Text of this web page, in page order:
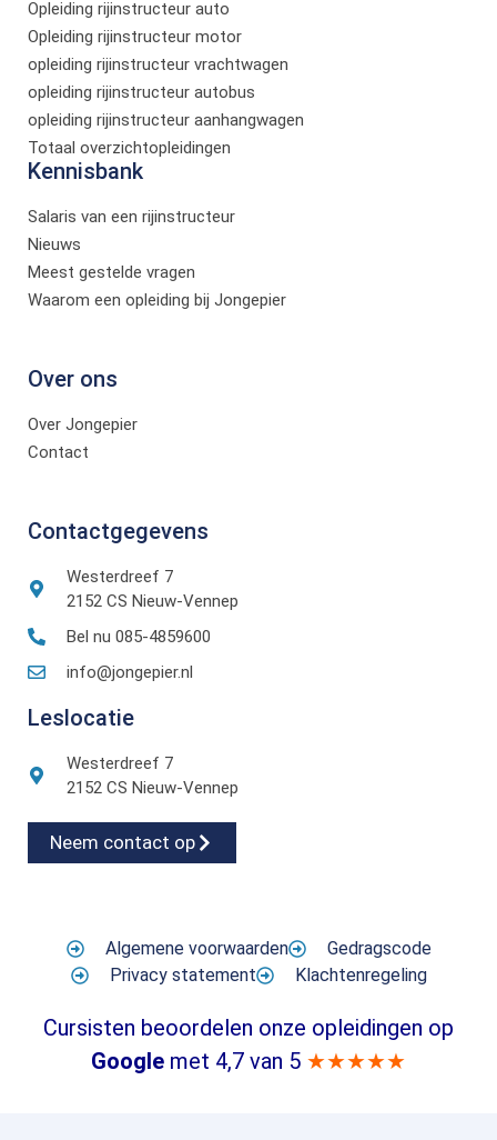
Opleiding rijinstructeur auto
Opleiding rijinstructeur motor
opleiding rijinstructeur vrachtwagen
opleiding rijinstructeur autobus
opleiding rijinstructeur aanhangwagen
Totaal overzichtopleidingen
Kennisbank
Salaris van een rijinstructeur
Nieuws
Meest gestelde vragen
Waarom een opleiding bij Jongepier
Over ons
Over Jongepier
Contact
Contactgegevens
Westerdreef 7
2152 CS Nieuw-Vennep
Bel nu 085-4859600
info@jongepier.nl
Leslocatie
Westerdreef 7
2152 CS Nieuw-Vennep
Neem contact op
Algemene voorwaarden
Gedragscode
Privacy statement
Klachtenregeling
Cursisten beoordelen onze opleidingen op
Google met 4,7 van 5 ★★★★★